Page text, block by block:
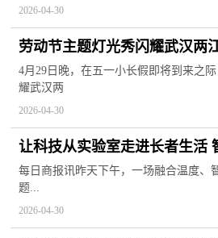
2026-04-30
劳动节主题灯光秀闪耀武汉两
4月29日晚，在五一小长假即将到来之
耀武汉两
2026-04-30
让科技从实验室走进长者生活
战考场”|通讯
每日商报讯昨天下午，一场融合温度、
题...
2026-04-30